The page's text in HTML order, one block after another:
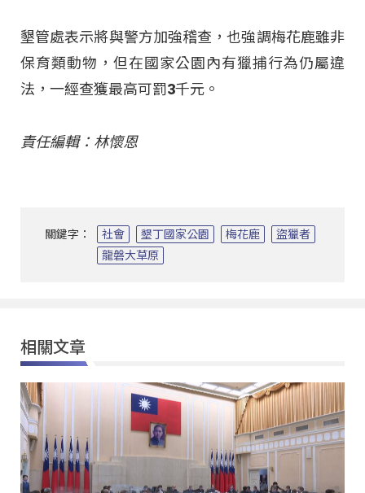
墾管處表示將與警方加強稽查，也強調梅花鹿雖非
保育類動物，但在國家公園內有獵捕行為仍屬違
法，一經查獲最高可罰3千元。
責任編輯：林懷恩
關鍵字： 社會 墾丁國家公園 梅花鹿
盜獵者
龍磐大草原
相關文章